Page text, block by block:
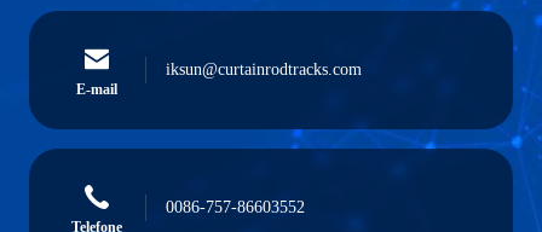
E-mail
iksun@curtainrodtracks.com
Telefone
0086-757-86603552